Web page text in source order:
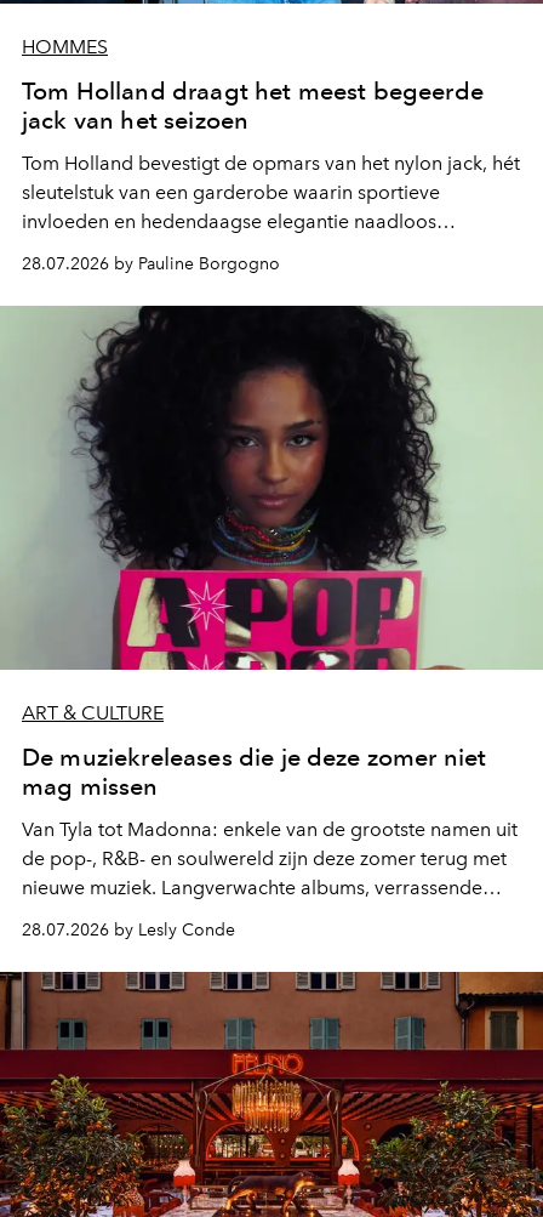
HOMMES
Tom Holland draagt het meest begeerde
jack van het seizoen
Tom Holland bevestigt de opmars van het nylon jack, hét
sleutelstuk van een garderobe waarin sportieve
invloeden en hedendaagse elegantie naadloos
samenkomen.
28.07.2026 by Pauline Borgogno
ART & CULTURE
De muziekreleases die je deze zomer niet
mag missen
Van Tyla tot Madonna: enkele van de grootste namen uit
de pop-, R&B- en soulwereld zijn deze zomer terug met
nieuwe muziek. Langverwachte albums, verrassende
comebacks en veelbelovende nieuwe projecten: dit zijn
de releases die je niet mag missen.
28.07.2026 by Lesly Conde